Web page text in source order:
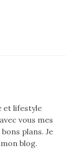
et lifestyle
vous mes
plans. Je
blog.